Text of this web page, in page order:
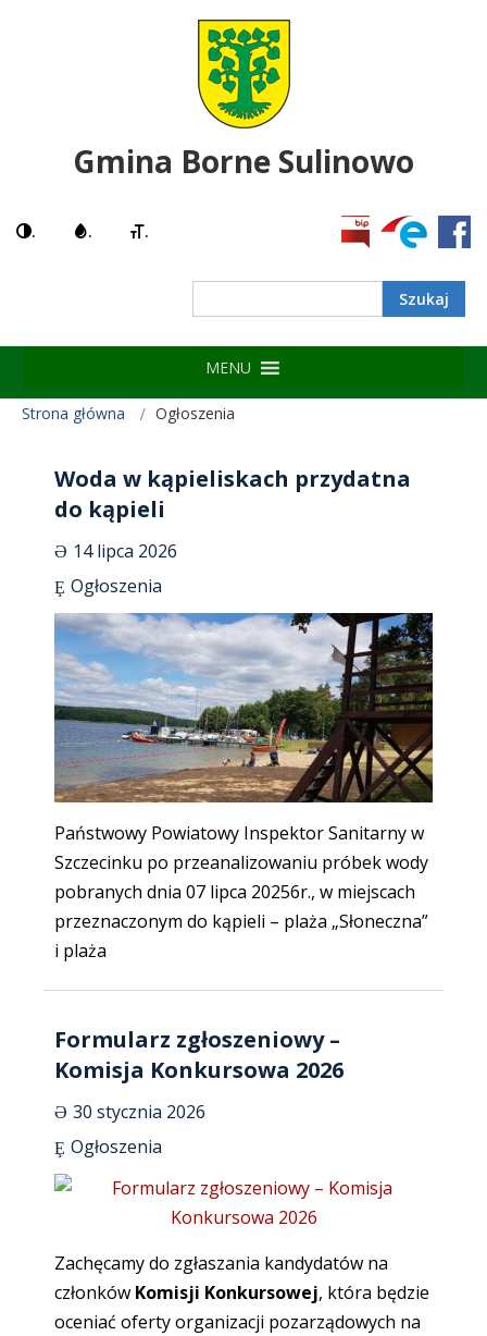
Gmina Borne Sulinowo
. . .
MENU
Strona główna Ogłoszenia
Woda w kąpieliskach przydatna
do kąpieli
14 lipca 2026
Ogłoszenia
Państwowy Powiatowy Inspektor Sanitarny w
Szczecinku po przeanalizowaniu próbek wody
pobranych dnia 07 lipca 20256r., w miejscach
przeznaczonym do kąpieli – plaża „Słoneczna”
i plaża
Formularz zgłoszeniowy –
Komisja Konkursowa 2026
30 stycznia 2026
Ogłoszenia
Zachęcamy do zgłaszania kandydatów na
członków Komisji Konkursowej, która będzie
oceniać oferty organizacji pozarządowych na